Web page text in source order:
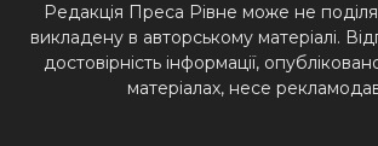
Редакція Преса Рівне може не
викладену в авторському матеріалі.
достовірність інформації,
матеріалах, несе